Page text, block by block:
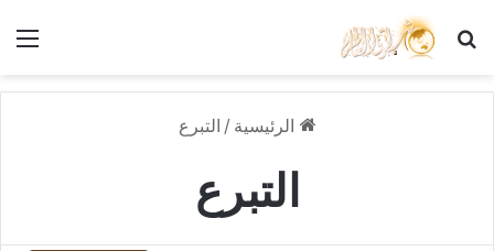
بحث عن
الرئيسية / التبرع
التبرع